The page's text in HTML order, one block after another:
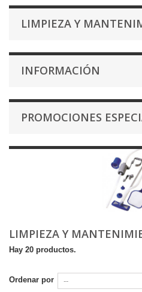
LIMPIEZA Y
INFORMACIÓN
PROMOCIONES
LIMPIEZA Y
Hay 20 productos.
Ordenar por